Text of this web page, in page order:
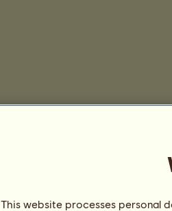
This website processes personal